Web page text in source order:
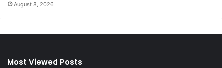
August 8, 2026
Most Viewed Posts